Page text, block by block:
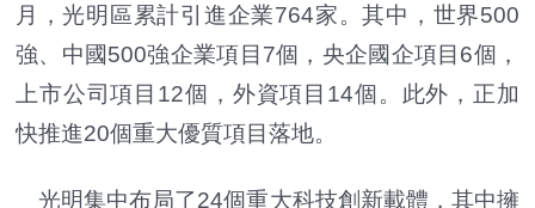
月，光明區累計引進企業764家。其中，世界500
強、中國500強企業項目7個，央企國企項目6個，
上市公司項目12個，外資項目14個。此外，正加
快推進20個重大優質項目落地。
光明集中布局了24個重大科技創新載體，其中擁